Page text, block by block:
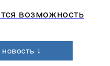
возможность
↓